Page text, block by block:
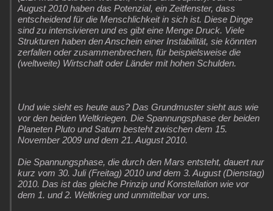
August 2010 haben das Potenzial, ein Zeitfenster, dass
entscheidend für die Menschlichkeit in sich ist. Diese Dinge
sind zu intensivieren und es gibt eine Menge Druck. Viele
Strukturen haben den Anschein einer Instabilität, sie könnten
zerfallen oder zusammenbrechen, für beispielsweise die
(weltweite) Wirtschaft oder Länder mit hohen Schulden.
Und wie sieht es heute aus? Das Grundmuster sieht aus wie
vor den beiden Weltkriegen. Die Spannungsphase der beiden
Planeten Pluto und Saturn besteht zwischen dem 15.
November 2009 und dem 21. August 2010.
Die Spannungsphase, die durch den Mars entsteht, dauert nur
kurz vom 30. Juli (Freitag) 2010 und dem 3. August (Dienstag)
2010. Das ist das gleiche Prinzip und Konstellation wie vor
dem 1. und 2. Weltkrieg und unmittelbar vor uns.